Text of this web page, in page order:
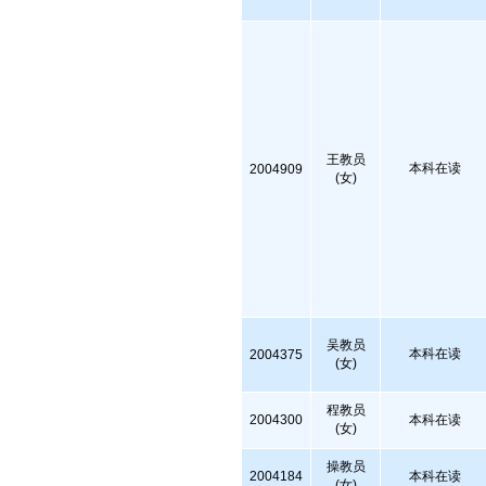
2004909
王教员
(女)
本科在读
2004375
吴教员
(女)
本科在读
2004300
程教员
(女)
本科在读
2004184
操教员
本科在读